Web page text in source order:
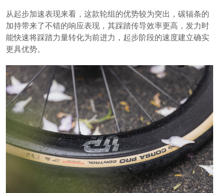
从起步加速表现来看，这款轮组的优势较为突出，碳辐条的
加持带来了不错的响应表现，其踩踏传导效率更高，发力时
能快速将踩踏力量转化为前进力，起步阶段的速度建立确实
更具优势。